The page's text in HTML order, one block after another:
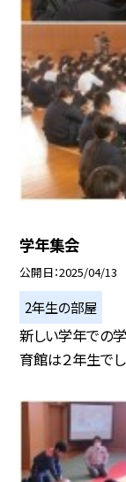
学年集会
公開日 2025/04/13
2年生の部屋
新しい学年での
育館は２年生で